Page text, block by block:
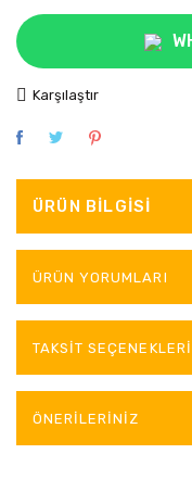
Karşılaştır
ÜRÜN BILGISI
ÜRÜN YORUMLARI
TAKSIT SEÇENEKLERI
ÖNERILERINIZ